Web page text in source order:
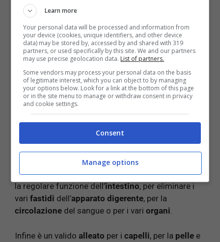
mieleè una bomba diantiossidantieminerali
Infatti come ribadito nel paragrafo precedente
esso viene definito come un verotoccasanaper
placare latosseo i varistati influenzalie dona una
scarica dienergianon indifferente.
Questomiracolosoprodotto svolge una funzione
antibattericae di solito viene utilizzato non solo da
chi èmalato, ma anche per chi praticasport, per gli
in fase convalescente e i
affermano che il miele
utilizzato per combattere leallergie stagionali, per
la regolare funzione dell’intestino, per eliminare i
vari fastidi dell’apparato digerente, per la
circolazione del sangue o per i vari organi.
Infine è un valido alleato per i capelli, per la pelle e
Learn more
Your personal data will be processed and information from
your device (cookies, unique identifiers, and other device
data) may be stored by, accessed by and shared with 319
partners, or used specifically by this site. We and our partners
may use precise geolocation data. List of partners.
Some vendors may process your personal data on the basis
of legitimate interest, which you can object to by managing
your options below. Look for a link at the bottom of this page
or in the site menu to manage or withdraw consent in privacy
and cookie settings.
Consent
Manage options